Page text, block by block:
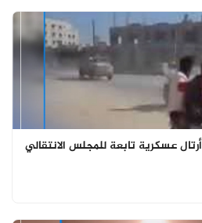
عسكرية تابعة للمجلس الانتقالي